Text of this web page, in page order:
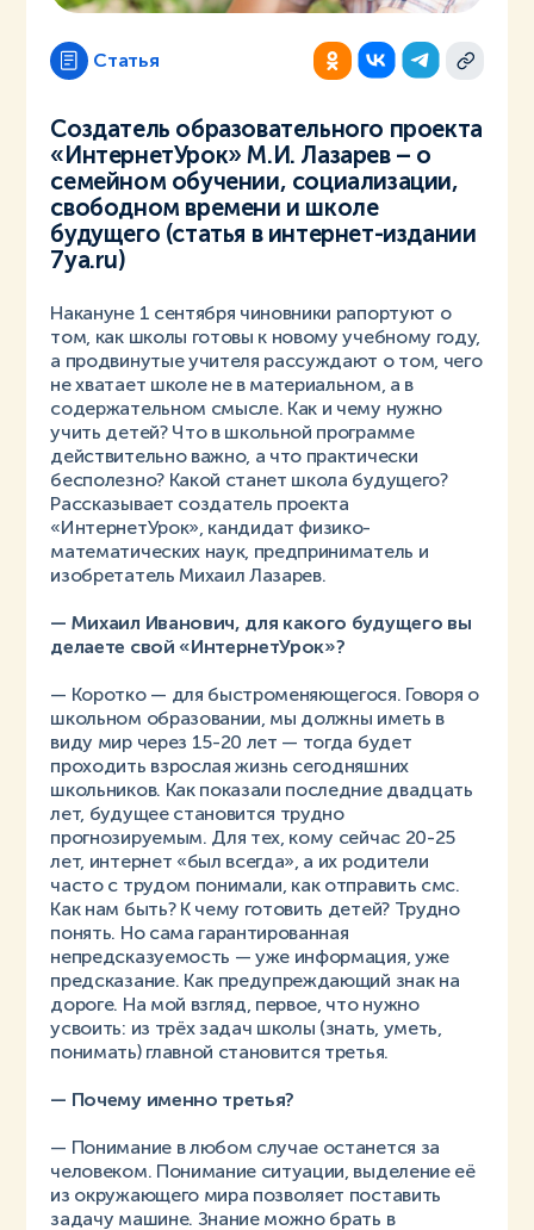
Статья
Создатель образовательного проекта
«ИнтернетУрок» М.И. Лазарев – о
семейном обучении, социализации,
свободном времени и школе
будущего (статья в интернет-издании
7ya.ru)
Накануне 1 сентября чиновники рапортуют о
том, как школы готовы к новому учебному году,
а продвинутые учителя рассуждают о том, чего
не хватает школе не в материальном, а в
содержательном смысле. Как и чему нужно
учить детей? Что в школьной программе
действительно важно, а что практически
бесполезно? Какой станет школа будущего?
Рассказывает создатель проекта
«ИнтернетУрок», кандидат физико-
математических наук, предприниматель и
изобретатель Михаил Лазарев.
— Михаил Иванович, для какого будущего вы
делаете свой «ИнтернетУрок»?
— Коротко — для быстроменяющегося. Говоря о
школьном образовании, мы должны иметь в
виду мир через 15-20 лет — тогда будет
проходить взрослая жизнь сегодняшних
школьников. Как показали последние двадцать
лет, будущее становится трудно
прогнозируемым. Для тех, кому сейчас 20-25
лет, интернет «был всегда», а их родители
часто с трудом понимали, как отправить смс.
Как нам быть? К чему готовить детей? Трудно
понять. Но сама гарантированная
непредсказуемость — уже информация, уже
предсказание. Как предупреждающий знак на
дороге. На мой взгляд, первое, что нужно
усвоить: из трёх задач школы (знать, уметь,
понимать) главной становится третья.
— Почему именно третья?
— Понимание в любом случае останется за
человеком. Понимание ситуации, выделение её
из окружающего мира позволяет поставить
задачу машине. Знание можно брать в